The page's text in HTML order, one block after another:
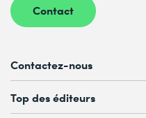
Contact
Contactez-nous
Conseil personnalisé au
022 738 80 80 ou 021 321 65
Top des éditeurs